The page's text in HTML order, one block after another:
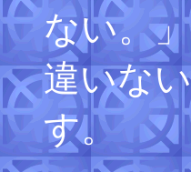
ない。
違いな
す。